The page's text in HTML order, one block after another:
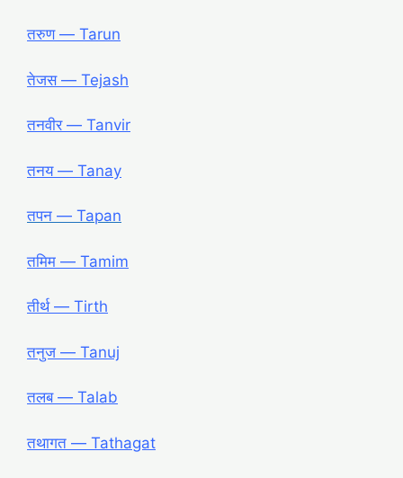
तरुण ― Tarun
तेजस ― Tejash
तनवीर ― Tanvir
तनय ― Tanay
तपन ― Tapan
तमिम ― Tamim
तीर्थ ― Tirth
तनुज ― Tanuj
तलब ― Talab
तथागत ― Tathagat